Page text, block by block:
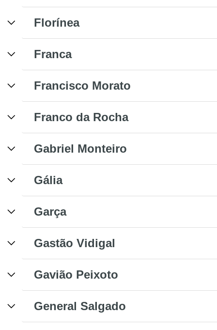
Florínea
Franca
Francisco Morato
Franco da Rocha
Gabriel Monteiro
Gália
Garça
Gastão Vidigal
Gavião Peixoto
General Salgado